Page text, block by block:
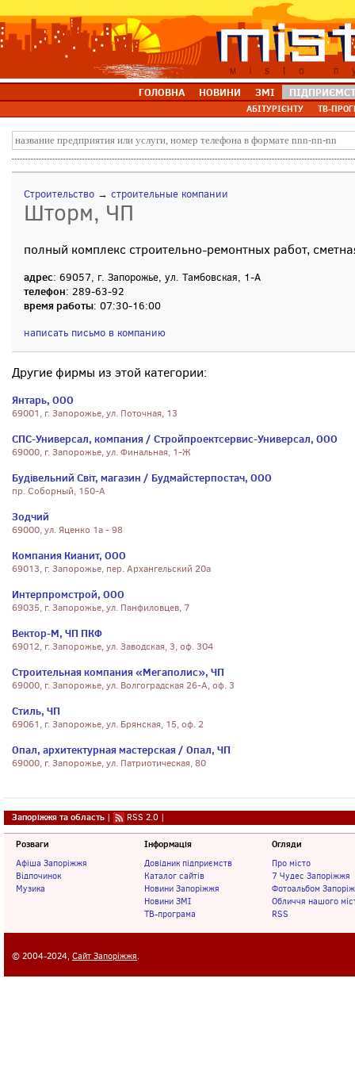
ГОЛОВНА НОВИНИ ЗМІ
АБІТУРІЄНТУ ТВ-
Строительство → строительные компании
Шторм, ЧП
полный комплекс строительно-ремонтных работ,
адрес: 69057, г. Запорожье, ул. Тамбовская, 1-А
телефон: 289-63-92
время работы: 07:30-16:00
написать письмо в компанию
Другие фирмы из этой категории:
Янтарь, ООО
69001, г. Запорожье, ул. Поточная, 13
СПС-Универсал, компания / Стройпроектсервис-Универсал, ООО
69000, г. Запорожье, ул. Финальная, 1-Ж
Будівельний Світ, магазин / Будмайстерпостач, ООО
пр. Соборный, 150-А
Зодчий
69000, ул. Яценко 1а - 98
Компания Кианит, ООО
69013, г. Запорожье, пер. Архангельский 20а
Интерпромстрой, ООО
69035, г. Запорожье, ул. Панфиловцев, 7
Вектор-М, ЧП ПКФ
69012, г. Запорожье, ул. Заводская, 3, оф. 304
Строительная компания «Мегаполис», ЧП
69000, г. Запорожье, ул. Волгоградская 26-А, оф. 3
Стиль, ЧП
69061, г. Запорожье, ул. Брянская, 15, оф. 2
Опал, архитектурная мастерская / Опал, ЧП
69000, г. Запорожье, ул. Патриотическая, 80
Запоріжжя та область | RSS 2.0 |
Розваги
Афіша Запоріжжя
Відпочинок
Музика
Інформація
Довідник підприємств
Каталог сайтів
Новини Запоріжжя
Новини ЗМІ
ТВ-програма
Огляди
Про місто
7 Чудес Запоріжжя
Фотоальбом
Обличчя нашого
RSS
© 2004-2024, Сайт Запоріжжя.